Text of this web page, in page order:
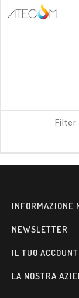
Filter
INFORMAZIONE
NEWSLETTER
IL TUO ACCOUNT
LA NOSTRA